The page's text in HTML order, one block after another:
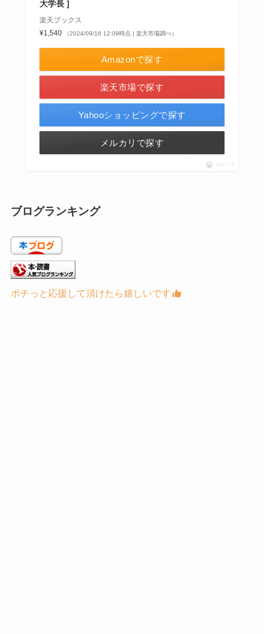
大学長 ]
楽天ブックス
¥1,540
（2024/09/16 12:09時点 | 楽天市場調べ）
Amazonで探す
楽天市場で探す
Yahooショッピングで探す
メルカリで探す
ポチップ
ブログランキング
ポチっと応援して頂けたら嬉しいです